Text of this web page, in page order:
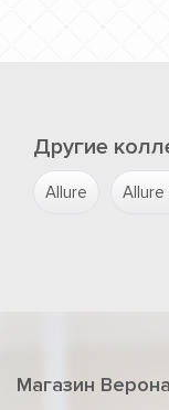
Другие
Allure Allure
Магазин Верона